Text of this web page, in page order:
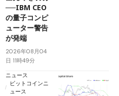
──IBM CEO
の量子コンピ
ューター警告
が発端
2026年08月04
日 11時49分
ニュース
ビットコインニ
ュース